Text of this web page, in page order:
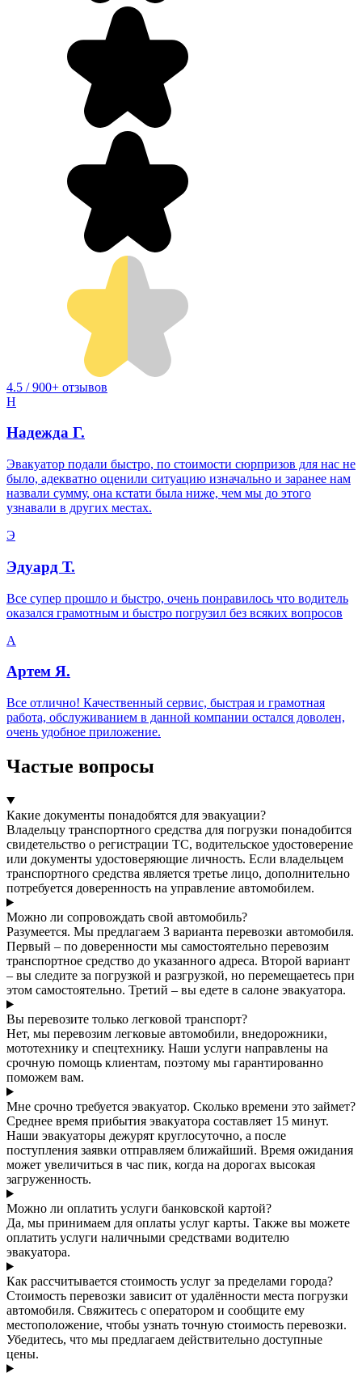
4.5 / 900+ отзывов
Н
Надежда Г.
Эвакуатор подали быстро, по стоимости сюрпризов для нас не
было, адекватно оценили ситуацию изначально и заранее нам
назвали сумму, она кстати была ниже, чем мы до этого
узнавали в других местах.
Э
Эдуард Т.
Все супер прошло и быстро, очень понравилось что водитель
оказался грамотным и быстро погрузил без всяких вопросов
А
Артем Я.
Все отлично! Качественный сервис, быстрая и грамотная
работа, обслуживанием в данной компании остался доволен,
очень удобное приложение.
Частые вопросы
Какие документы понадобятся для эвакуации?
Владельцу транспортного средства для погрузки понадобится
свидетельство о регистрации ТС, водительское удостоверение
или документы удостоверяющие личность. Если владельцем
транспортного средства является третье лицо, дополнительно
потребуется доверенность на управление автомобилем.
Можно ли сопровождать свой автомобиль?
Разумеется. Мы предлагаем 3 варианта перевозки автомобиля.
Первый – по доверенности мы самостоятельно перевозим
транспортное средство до указанного адреса. Второй вариант
– вы следите за погрузкой и разгрузкой, но перемещаетесь при
этом самостоятельно. Третий – вы едете в салоне эвакуатора.
Вы перевозите только легковой транспорт?
Нет, мы перевозим легковые автомобили, внедорожники,
мототехнику и спецтехнику. Наши услуги направлены на
срочную помощь клиентам, поэтому мы гарантированно
поможем вам.
Мне срочно требуется эвакуатор. Сколько времени это займет?
Среднее время прибытия эвакуатора составляет 15 минут.
Наши эвакуаторы дежурят круглосуточно, а после
поступления заявки отправляем ближайший. Время ожидания
может увеличиться в час пик, когда на дорогах высокая
загруженность.
Можно ли оплатить услуги банковской картой?
Да, мы принимаем для оплаты услуг карты. Также вы можете
оплатить услуги наличными средствами водителю
эвакуатора.
Как рассчитывается стоимость услуг за пределами города?
Стоимость перевозки зависит от удалённости места погрузки
автомобиля. Свяжитесь с оператором и сообщите ему
местоположение, чтобы узнать точную стоимость перевозки.
Убедитесь, что мы предлагаем действительно доступные
цены.